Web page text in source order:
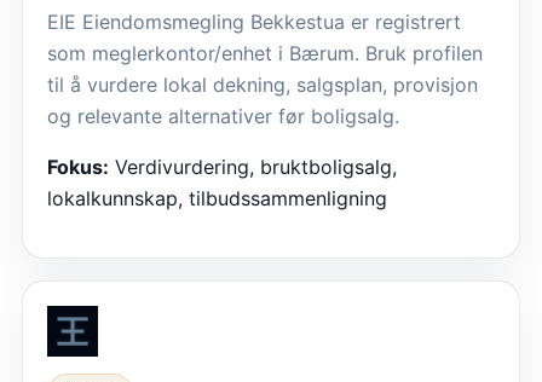
EIE Eiendomsmegling Bekkestua er registrert
som meglerkontor/enhet i Bærum. Bruk profilen
til å vurdere lokal dekning, salgsplan, provisjon
og relevante alternativer før boligsalg.
Fokus: Verdivurdering, bruktboligsalg,
lokalkunnskap, tilbudssammenligning